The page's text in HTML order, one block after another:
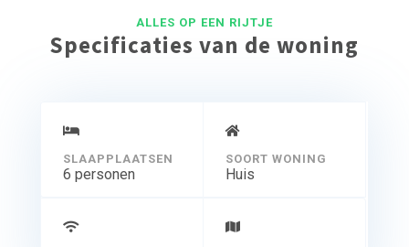
ALLES OP EEN RIJTJE
Specificaties van de woning
SLAAPPLAATSEN
6 personen
SOORT WONING
Huis